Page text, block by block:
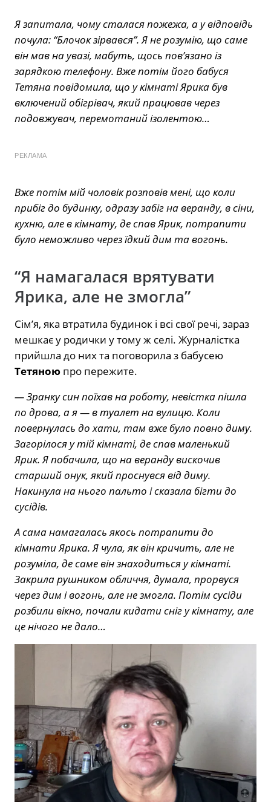
Я запитала, чому сталася пожежа, а у відповідь
почула: “Блочок зірвався”. Я не розумію, що саме
він мав на увазі, мабуть, щось пов’язано із
зарядкою телефону. Вже потім його бабуся
Тетяна повідомила, що у кімнаті Ярика був
включений обігрівач, який працював через
подовжувач, перемотаний ізолентою…
РЕКЛАМА
Вже потім мій чоловік розповів мені, що коли
прибіг до будинку, одразу забіг на веранду, в сіни,
кухню, але в кімнату, де спав Ярик, потрапити
було неможливо через їдкий дим та вогонь.
“Я намагалася врятувати
Ярика, але не змогла”
Сім’я, яка втратила будинок і всі свої речі, зараз
мешкає у родички у тому ж селі. Журналістка
прийшла до них та поговорила з бабусею
Тетяною про пережите.
— Зранку син поїхав на роботу, невістка пішла
по дрова, а я — в туалет на вулицю. Коли
повернулась до хати, там вже було повно диму.
Загорілося у тій кімнаті, де спав маленький
Ярик. Я побачила, що на веранду вискочив
старший онук, який проснувся від диму.
Накинула на нього пальто і сказала бігти до
сусідів.
А сама намагалась якось потрапити до
кімнати Ярика. Я чула, як він кричить, але не
розуміла, де саме він знаходиться у кімнаті.
Закрила рушником обличчя, думала, прорвуся
через дим і вогонь, але не змогла. Потім сусіди
розбили вікно, почали кидати сніг у кімнату, але
це нічого не дало…